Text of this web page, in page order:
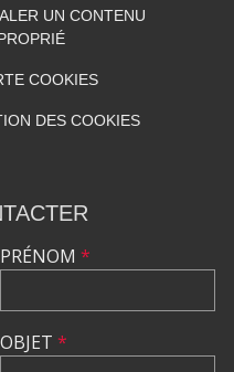
UN CONTENU
COOKIES
DES COOKIES
PRÉNOM *
OBJET *